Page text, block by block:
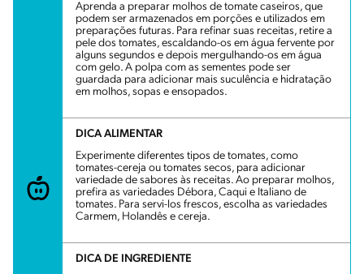
Aprenda a preparar molhos de tomate caseiros, que
podem ser armazenados em porções e utilizados em
preparações futuras. Para refinar suas receitas, retire a
pele dos tomates, escaldando-os em água fervente por
alguns segundos e depois mergulhando-os em água
com gelo. A polpa com as sementes pode ser
guardada para adicionar mais suculência e hidratação
em molhos, sopas e ensopados.
DICA ALIMENTAR
Experimente diferentes tipos de tomates, como
tomates-cereja ou tomates secos, para adicionar
variedade de sabores às receitas. Ao preparar molhos,
prefira as variedades Débora, Caqui e Italiano de
tomates. Para servi-los frescos, escolha as variedades
Carmem, Holandês e cereja.
DICA DE INGREDIENTE